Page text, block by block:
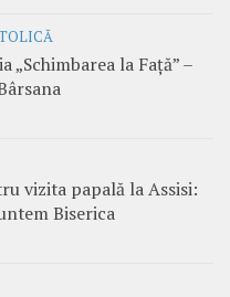
„Schimbarea la Față” –
vizita papală la Assisi:
Biserica